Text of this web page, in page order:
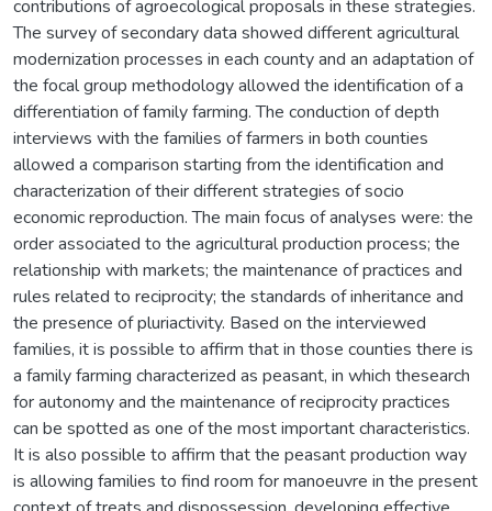
contributions of agroecological proposals in these strategies.
The survey of secondary data showed different agricultural
modernization processes in each county and an adaptation of
the focal group methodology allowed the identification of a
differentiation of family farming. The conduction of depth
interviews with the families of farmers in both counties
allowed a comparison starting from the identification and
characterization of their different strategies of socio
economic reproduction. The main focus of analyses were: the
order associated to the agricultural production process; the
relationship with markets; the maintenance of practices and
rules related to reciprocity; the standards of inheritance and
the presence of pluriactivity. Based on the interviewed
families, it is possible to affirm that in those counties there is
a family farming characterized as peasant, in which thesearch
for autonomy and the maintenance of reciprocity practices
can be spotted as one of the most important characteristics.
It is also possible to affirm that the peasant production way
is allowing families to find room for manoeuvre in the present